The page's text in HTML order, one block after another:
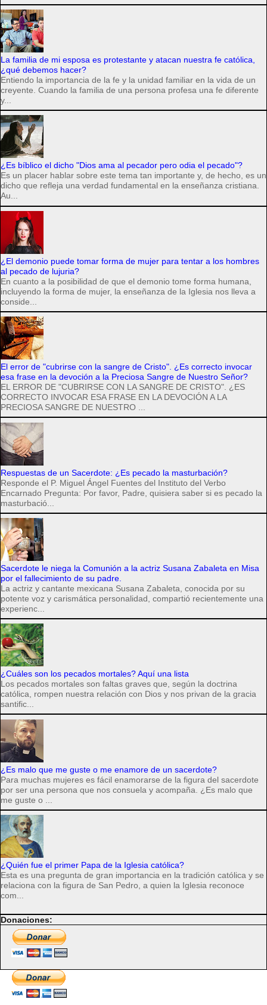
La familia de mi esposa es protestante y atacan nuestra fe católica,
¿qué debemos hacer?
Entiendo la importancia de la fe y la unidad familiar en la vida de un
creyente. Cuando la familia de una persona profesa una fe diferente
y...
¿Es bíblico el dicho "Dios ama al pecador pero odia el pecado"?
Es un placer hablar sobre este tema tan importante y, de hecho, es un
dicho que refleja una verdad fundamental en la enseñanza cristiana.
Au...
¿El demonio puede tomar forma de mujer para tentar a los hombres
al pecado de lujuria?
En cuanto a la posibilidad de que el demonio tome forma humana,
incluyendo la forma de mujer, la enseñanza de la Iglesia nos lleva a
conside...
El error de "cubrirse con la sangre de Cristo". ¿Es correcto invocar
esa frase en la devoción a la Preciosa Sangre de Nuestro Señor?
EL ERROR DE "CUBRIRSE CON LA SANGRE DE CRISTO". ¿ES
CORRECTO INVOCAR ESA FRASE EN LA DEVOCIÓN A LA
PRECIOSA SANGRE DE NUESTRO ...
Respuestas de un Sacerdote: ¿Es pecado la masturbación?
Responde el P. Miguel Ángel Fuentes del Instituto del Verbo
Encarnado Pregunta: Por favor, Padre, quisiera saber si es pecado la
masturbació...
Sacerdote le niega la Comunión a la actriz Susana Zabaleta en Misa
por el fallecimiento de su padre.
La actriz y cantante mexicana Susana Zabaleta, conocida por su
potente voz y carismática personalidad, compartió recientemente una
experienc...
¿Cuáles son los pecados mortales? Aquí una lista
Los pecados mortales son faltas graves que, según la doctrina
católica, rompen nuestra relación con Dios y nos privan de la gracia
santific...
¿Es malo que me guste o me enamore de un sacerdote?
Para muchas mujeres es fácil enamorarse de la figura del sacerdote
por ser una persona que nos consuela y acompaña. ¿Es malo que
me guste o ...
¿Quién fue el primer Papa de la Iglesia católica?
Esta es una pregunta de gran importancia en la tradición católica y se
relaciona con la figura de San Pedro, a quien la Iglesia reconoce
com...
Donaciones: